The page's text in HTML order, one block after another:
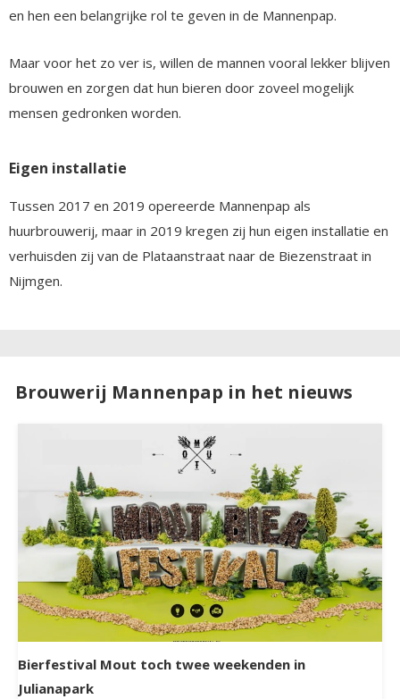
en hen een belangrijke rol te geven in de Mannenpap.
Maar voor het zo ver is, willen de mannen vooral lekker blijven
brouwen en zorgen dat hun bieren door zoveel mogelijk
mensen gedronken worden.
Eigen installatie
Tussen 2017 en 2019 opereerde Mannenpap als
huurbrouwerij, maar in 2019 kregen zij hun eigen installatie en
verhuisden zij van de Plataanstraat naar de Biezenstraat in
Nijmgen.
Brouwerij Mannenpap in het nieuws
Bierfestival Mout toch twee weekenden in
Julianapark